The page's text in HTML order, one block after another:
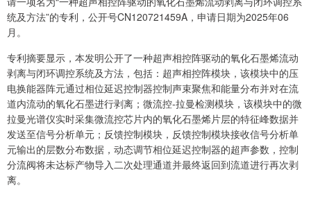
统及方法”的专利，公开号CN120721459A，申请日期为2025年06
月。
专利摘要显示，本发明公开了一种超声相控阵驱动的氧化石墨烯流动
剥离与闭环调控系统及方法，包括：超声相控阵模块，该模块中的压
电换能器阵元通过相位延迟控制器控制声束聚焦和能量分布并对在流
道内流动的氧化石墨进行剥离；微流控‑拉曼检测模块，该模块中的微
拉曼光谱仪实时采集微流控芯片内的氧化石墨烯片层的特征峰数据并
发送至信号分析单元；反馈控制模块，反馈控制模块接收信号分析单
元输出的层数分布数据，动态调节相位延迟控制器的超声参数，控制
分流阀将未达标产物导入二次处理通道并最终返回到流道进行再次剥
离。